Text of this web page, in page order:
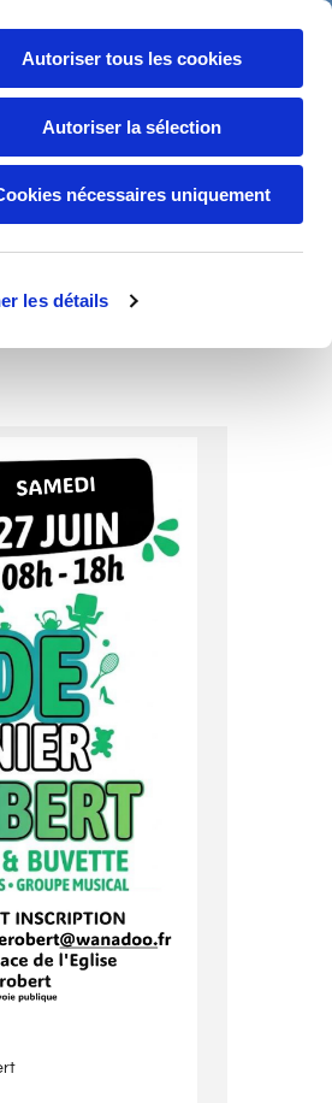
les détails
Autoriser tous les cookies
Autoriser la sélection
nécessaires uniquement
09-62-32-20-17